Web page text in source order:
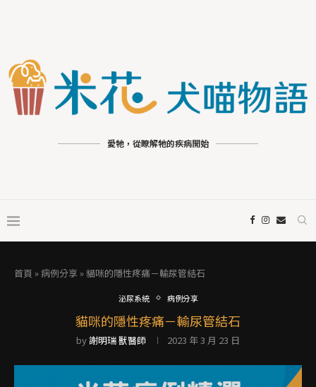
愛牠，從瞭解牠的疾病開始
首頁 »病例分享»貓咪的隱性疼痛－輸尿管結石
泌尿系統 病例分享
貓咪的隱性疼痛－輸尿管結石
by謝明瑞 獸醫師 2023 年 3 月 23 日